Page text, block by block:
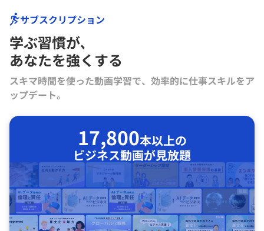
サブスクリプション
学ぶ習慣が､
あなたを強くする
スキマ時間を使った動画学習で、効率的に仕事スキルをア
ップデート。
17,800本以上の
ビジネス動画が見放題